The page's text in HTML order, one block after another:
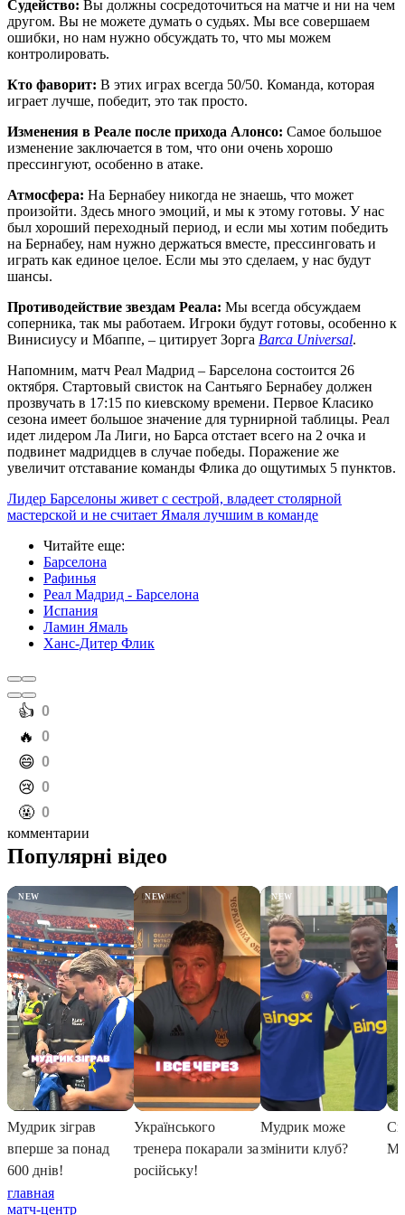
Судейство: Вы должны сосредоточиться на матче и ни на чем
другом. Вы не можете думать о судьях. Мы все совершаем
ошибки, но нам нужно обсуждать то, что мы можем
контролировать.
Кто фаворит: В этих играх всегда 50/50. Команда, которая
играет лучше, победит, это так просто.
Изменения в Реале после прихода Алонсо: Самое большое
изменение заключается в том, что они очень хорошо
прессингуют, особенно в атаке.
Атмосфера: На Бернабеу никогда не знаешь, что может
произойти. Здесь много эмоций, и мы к этому готовы. У нас
был хороший переходный период, и если мы хотим победить
на Бернабеу, нам нужно держаться вместе, прессинговать и
играть как единое целое. Если мы это сделаем, у нас будут
шансы.
Противодействие звездам Реала: Мы всегда обсуждаем
соперника, так мы работаем. Игроки будут готовы, особенно к
Винисиусу и Мбаппе, – цитирует Зорга Barca Universal.
Напомним, матч Реал Мадрид – Барселона состоится 26
октября. Стартовый свисток на Сантьяго Бернабеу должен
прозвучать в 17:15 по киевскому времени. Первое Класико
сезона имеет большое значение для турнирной таблицы. Реал
идет лидером Ла Лиги, но Барса отстает всего на 2 очка и
подвинет мадридцев в случае победы. Поражение же
увеличит отставание команды Флика до ощутимых 5 пунктов.
Лидер Барселоны живет с сестрой, владеет столярной
мастерской и не считает Ямаля лучшим в команде
Читайте еще:
Барселона
Рафинья
Реал Мадрид - Барселона
Испания
Ламин Ямаль
Ханс-Дитер Флик
️👍 0
️🔥 0
️😄 0
️😢 0
️🤬 0
комментарии
главная
матч-центр